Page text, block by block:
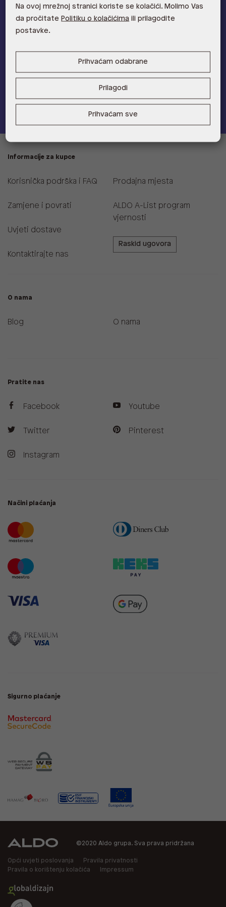
ALDO A-list
na novu kolekciju!
Provjerite naše pogodnosti
Pridružite se
Informacije za kupce
Korisnička podrška i FAQ
Zamjene i povrati
Uvjeti dostave
Kontaktirajte nas
Prodajna mjesta
ALDO A-List program
vjernosti
Raskid ugovora
O nama
Blog O nama
Pratite nas
Facebook
Twitter
Instagram
Youtube
Pinterest
Načini plaćanja
Sigurno plaćanje
©2020 Aldo grupa. Sva prava pridržana
Opći uvjeti poslovanja
Pravila privatnosti
Pravila o korištenju kolačića
Impressum
Na ovoj mrežnoj stranici koriste se kolačići. Molimo Vas
da pročitate Politiku o kolačićima ili prilagodite
postavke.
Prihvaćam odabrane
Prilagodi
Prihvaćam sve